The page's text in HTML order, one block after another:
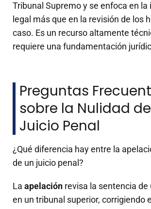
Tribunal Supremo y se enfoca en
legal más que en la revisión de los
caso. Es un recurso altamente
requiere una fundamentación
Preguntas
sobre la Nulidad
Juicio Penal
¿Qué diferencia hay entre la
de un juicio penal?
La apelación revisa la sentencia de
en un tribunal superior, corrigiendo